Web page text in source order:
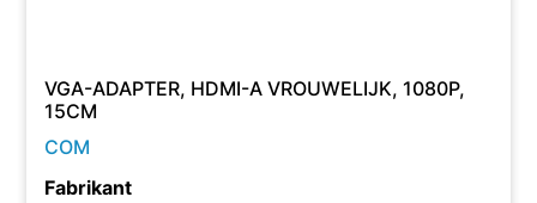
VGA-ADAPTER, HDMI-A VROUWELIJK, 1080P,
15CM
COM
Fabrikant